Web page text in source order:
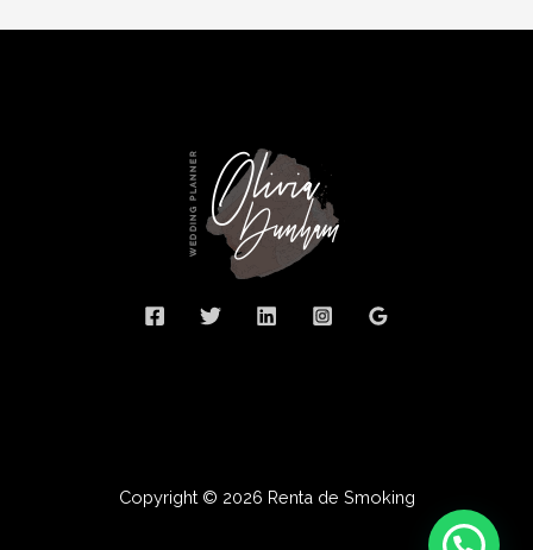
Copyright © 2026 Renta de Smoking